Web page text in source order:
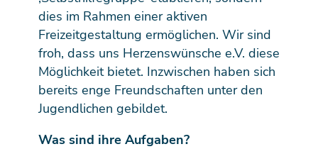
dies im Rahmen einer aktiven
Freizeitgestaltung ermöglichen. Wir sind
froh, dass uns Herzenswünsche e.V. diese
Möglichkeit bietet. Inzwischen haben sich
bereits enge Freundschaften unter den
Jugendlichen gebildet.
Was sind ihre Aufgaben?